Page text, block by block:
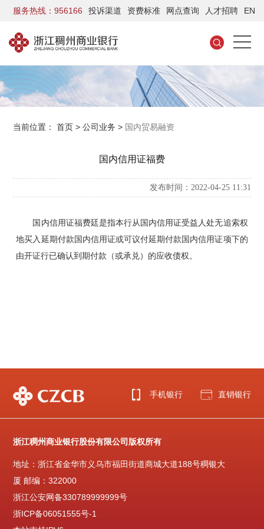
服务热线：956166 投诉渠道 资费标准 网点查询 人才招聘 EN
当前位置：首页 >公司业务 > 国内贸易融资
国内信用证福费
发布时间：2022-04-25 11:31
国内信用证福费廷是指本行从国内信用证受益人处无追索权
地买入延期付款国内信用证或可议付延期付款国内信用证项下的
由开证行已确认到期付款（或承兑）的应收债权。
手机银行 直销银行
浙江稠州商业银行股份有限公司版权所有
地址：浙江省金华市义乌市福田街道商城大道188号稠银大
厦 邮编：322000
浙江公安网备330789999999号
浙ICP备06051555号-1